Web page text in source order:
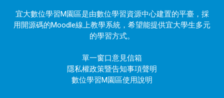
宜大數位學習M園區是由數位學習資源中心建置的平臺，採
用開源碼的Moodle線上教學系統，希望能提供宜大學生多元
的學習方式。
單一窗口意見信箱
隱私權政策暨告知事項聲明
數位學習M園區使用說明